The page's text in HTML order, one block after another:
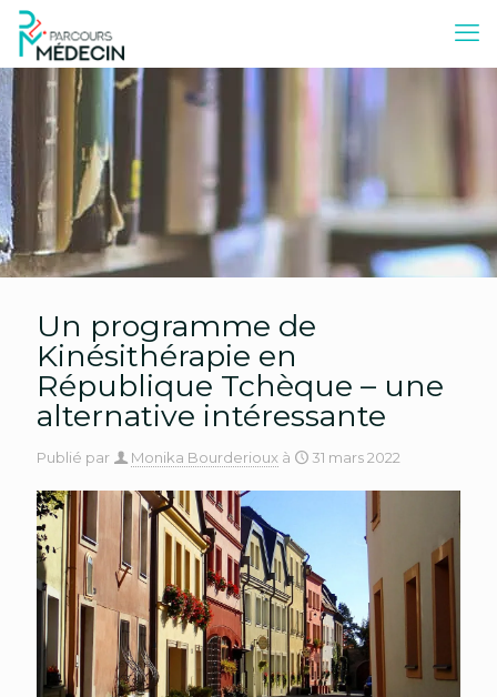
Un programme de
Kinésithérapie en
République Tchèque – une
alternative intéressante
Publié par Monika Bourderioux à 31 mars 2022